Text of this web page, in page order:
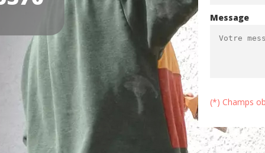
Message
(*) Champs